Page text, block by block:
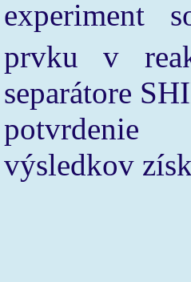
experiment
prvku v
separátore
potvrdenie
výsledkov